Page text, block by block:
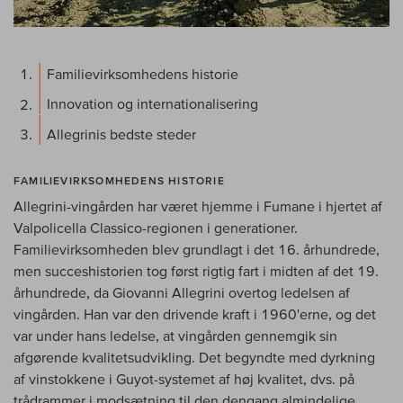
Familievirksomhedens historie
Innovation og internationalisering
Allegrinis bedste steder
FAMILIEVIRKSOMHEDENS HISTORIE
Allegrini-vingården har været hjemme i Fumane i hjertet af
Valpolicella Classico-regionen i generationer.
Familievirksomheden blev grundlagt i det 16. århundrede,
men succeshistorien tog først rigtig fart i midten af det 19.
århundrede, da Giovanni Allegrini overtog ledelsen af
vingården. Han var den drivende kraft i 1960'erne, og det
var under hans ledelse, at vingården gennemgik sin
afgørende kvalitetsudvikling. Det begyndte med dyrkning
af vinstokkene i Guyot-systemet af høj kvalitet, dvs. på